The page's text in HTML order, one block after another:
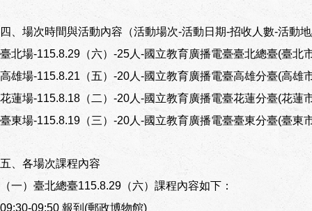
四、場次時間與活動內容（活動場次-活動日期-招收人數-活動
臺北場-115.8.29（六）-25人-國立教育廣播電臺臺北總臺(臺北
高雄場-115.8.21（五）-20人-國立教育廣播電臺高雄分臺(高雄
花蓮場-115.8.18（二）-20人-國立教育廣播電臺花蓮分臺(花蓮
臺東場-115.8.19（三）-20人-國立教育廣播電臺臺東分臺(臺東
五、各場次課程內容
（一）臺北總臺115.8.29（六）課程內容如下：
09:30-09:50 報到(郵政博物館)